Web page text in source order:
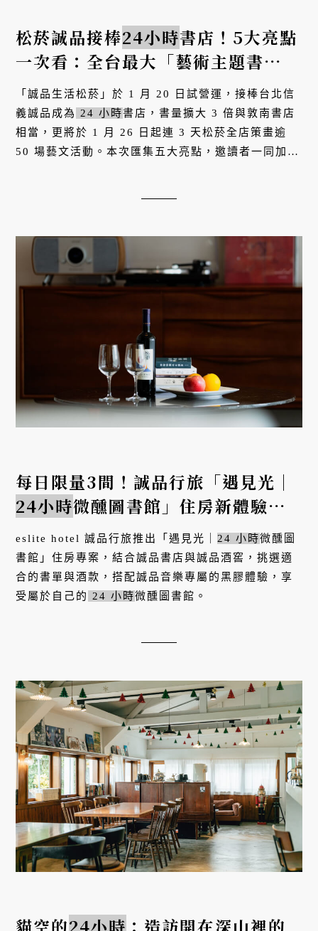
松菸誠品接棒24小時書店！5大亮點
一次看：全台最大「藝術主題書
區」、咖啡館隱藏版宵夜，邀請近
30位歌手不斷電接力演出！
「誠品生活松菸」於 1 月 20 日試營運，接棒台北信
義誠品成為
24 小時書店，書量擴大 3 倍與敦南書店
相當，更將於 1 月 26 日起連 3 天松菸全店策畫逾
50 場藝文活動。本次匯集五大亮點，邀讀者一同加入
每日限量3間！誠品行旅「遇見光｜
24小時微醺圖書館」住房新體驗，
好書美酒黑膠一次享受
eslite hotel 誠品行旅推出「遇見光｜ 24 小時微醺圖
書館」住房專案，結合誠品書店與誠品酒窖，挑選適
合的書單與酒款，搭配誠品音樂專屬的黑膠體驗，享
受屬於自己的
24 小時微醺圖書館。
貓空的24小時 ：造訪開在深山裡的